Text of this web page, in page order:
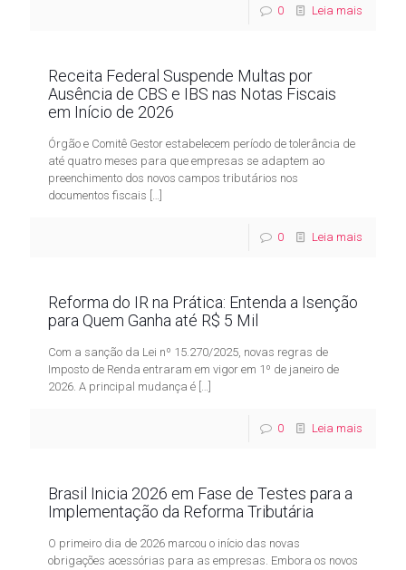
0 Leia mais
Receita Federal Suspende Multas por
Ausência de CBS e IBS nas Notas Fiscais
em Início de 2026
Órgão e Comitê Gestor estabelecem período de tolerância de
até quatro meses para que empresas se adaptem ao
preenchimento dos novos campos tributários nos
documentos fiscais […]
0 Leia mais
Reforma do IR na Prática: Entenda a Isenção
para Quem Ganha até R$ 5 Mil
Com a sanção da Lei nº 15.270/2025, novas regras de
Imposto de Renda entraram em vigor em 1º de janeiro de
2026. A principal mudança é […]
0 Leia mais
Brasil Inicia 2026 em Fase de Testes para a
Implementação da Reforma Tributária
O primeiro dia de 2026 marcou o início das novas
obrigações acessórias para as empresas. Embora os novos